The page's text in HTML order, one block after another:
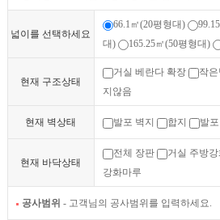
넓이를 선택하세요
66.1㎡(20평형대)
대)
165.25㎡(50평형대)
현재 구조상태
거실 베란다 확장 작
지않음
현재 벽상태 발포 벽지 합지 발포
현재 바닥상태
전체 장판 거실 주방
강화마루
공사범위 - 고객님의 공사범위를 입력하세요.